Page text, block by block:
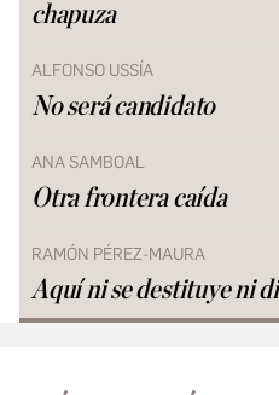
chapuza
ALFONSO USSÍA
No será candidato
ANA SAMBOAL
Otra frontera caída
RAMÓN PÉREZ-MAURA
Aquí ni se destituye ni